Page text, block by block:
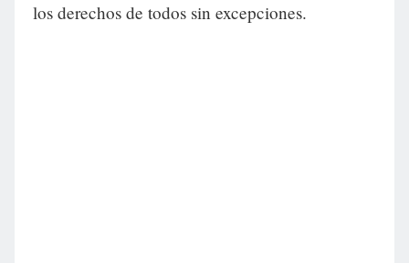
los derechos de todos sin excepciones.